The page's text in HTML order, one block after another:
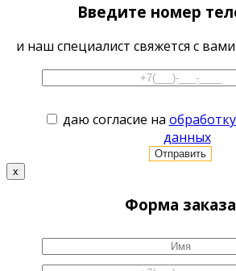
Введите номер
и наш специалист свяжется с
даю согласие на
данных
x
Форма заказа